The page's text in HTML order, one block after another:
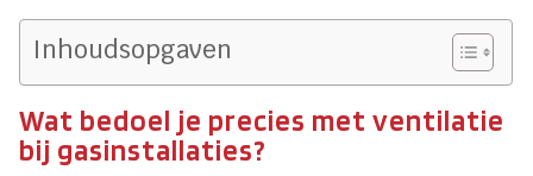
Inhoudsopgaven
Wat bedoel je precies met ventilatie
bij gasinstallaties?